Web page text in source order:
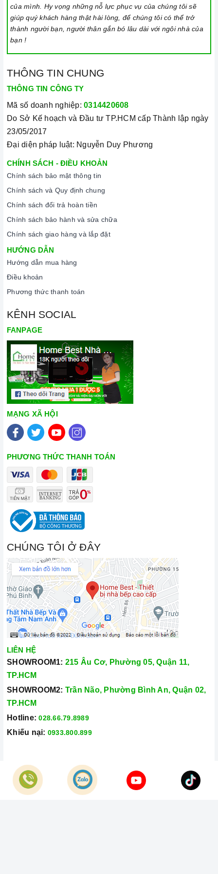
lắp đặt, chế độ bảo hành chính hãng, hậu mãi chuyên
nghiệp, đảm bảo rằng quý khách sẽ có trải nghiệm tuyệt vời
và không gặp bất kỳ khó khăn nào trong quá trình sử dụng
sản phẩm.
Vận chuyển lắp đặt nhanh chóng:
sản phẩm.
Đến với Home Best, chúng tôi tự hào cung cấp đến khách hàng
đa dạng các dòngbếp từ kết hợp hồng ngoại FAGOR
tiếng, cam kết về chất lượng và nguồn gốc sản phẩm chính
hãng. Chúng tôi tự tin mang đến cho quý khách hàng dịch vụ
của mình. Hy vọng những nỗ lực phục vụ của chúng tôi sẽ
giúp quý khách hàng thật hài lòng, để chúng tôi có thể trở
thành người bạn, người thân gắn bó lâu dài với ngôi nhà của
bạn !
THÔNG TIN CHUNG
THÔNG TIN CÔNG TY
Mã số doanh nghiệp: 0314420608
Do Sở Kế hoạch và Đầu tư TP.HCM cấp Thành lập ngày
23/05/2017
Đại diện pháp luật: Nguyễn Duy Phương
CHÍNH SÁCH - ĐIỀU KHOẢN
Chính sách bảo mật thông tin
Chính sách và Quy định chung
Chính sách đổi trả hoàn tiền
Chính sách bảo hành và sửa chữa
Chính sách giao hàng và lắp đặt
HƯỚNG DẪN
Hướng dẫn mua hàng
Điều khoản
Phương thức thanh toán
KÊNH SOCIAL
FANPAGE
MẠNG XÃ HỘI
PHƯƠNG THỨC THANH TOÁN
CHÚNG TÔI Ở ĐÂY
LIÊN HỆ
SHOWROOM1: 215 Âu Cơ, Phường 05, Quận 11,
TP.HCM
SHOWROOM2: Trần Não, Phường Bình An, Quận 02,
TP.HCM
Hotline: 028.66.79.8989
Khiếu nại: 0933.800.899
© Bản quyền thuộc vềCông Ty TNHH Home Best Việt Nam
Cung cấp bởi
Sapo